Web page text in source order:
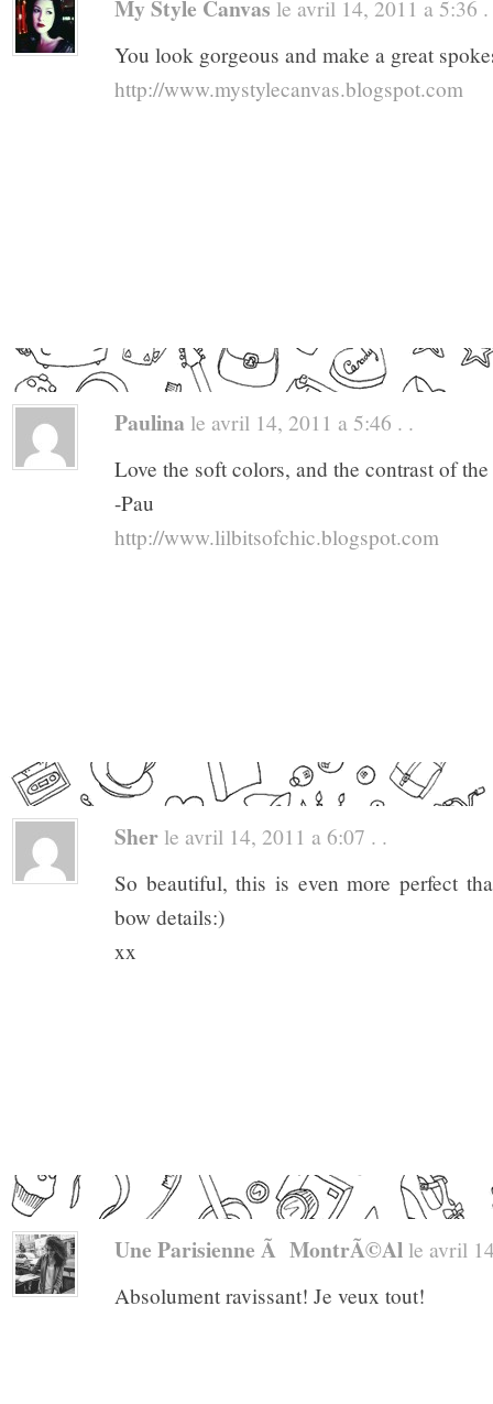
My Style Canvas le avril 14, 2011 a 5:36
You look gorgeous and make a great
http://www.mystylecanvas.blogspot.com
Paulina le avril 14, 2011 a 5:46 . .
Love the soft colors, and the contrast of the
-Pau
http://www.lilbitsofchic.blogspot.com
Sher le avril 14, 2011 a 6:07 . .
So beautiful, this is even more perfect
bow details:)
xx
Une Parisienne Ã MontrÃ©al le avril
Absolument ravissant! Je veux tout!